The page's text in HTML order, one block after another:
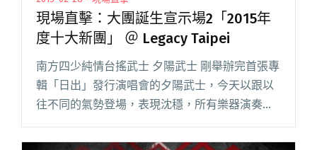
現場直擊：大團誕生宣示場2「2015年
度十大新團」 ＠ Legacy Taipei
南方四少純情台搖武士 夕陽武士 剛舉辦完首張專
輯「日出」發行演唱會的夕陽武士，今天以跟以
往不同的氣勢登場，表現沈穩，所有樂器演奏的
情緒配合也更完整。去年一整年經過音樂祭、錄
音和巡迴演出的磨練，造就了不同的、更成熟也